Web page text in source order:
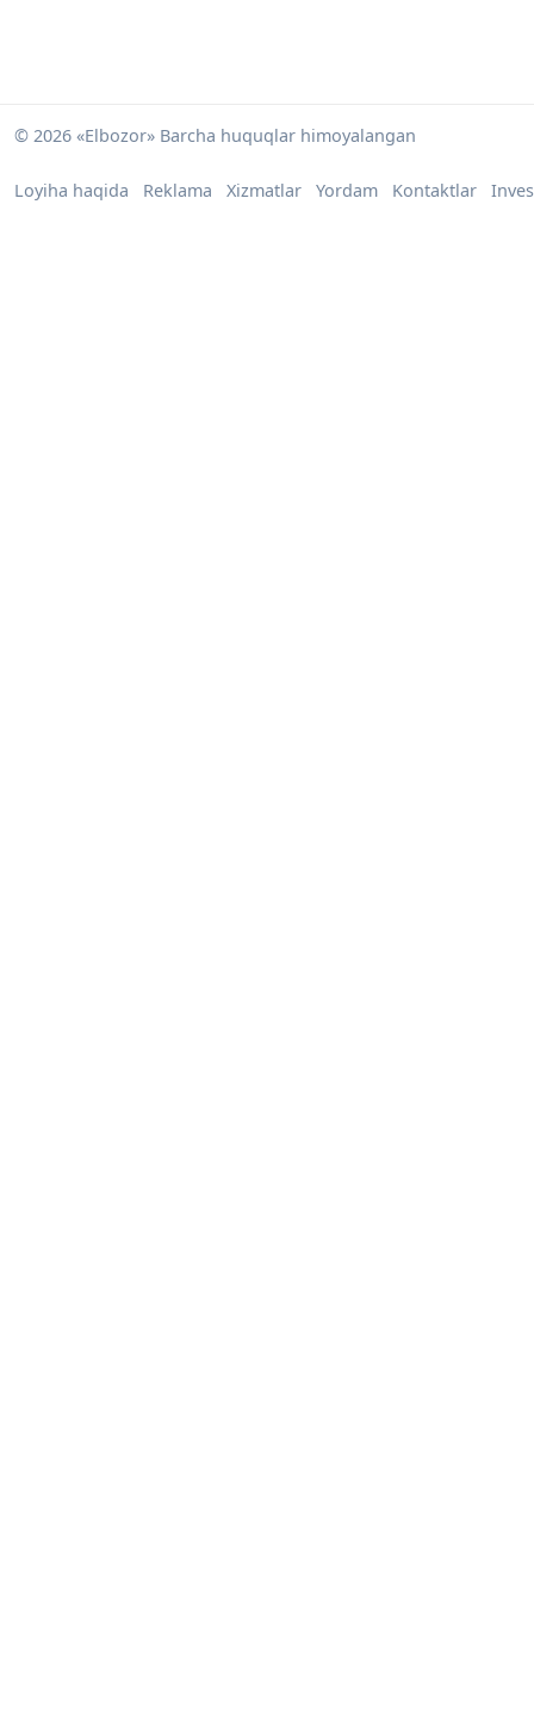
© 2026 «Elbozor» Barcha huquqlar himoyalangan
Loyiha haqida Reklama Xizmatlar Yordam Kontaktlar